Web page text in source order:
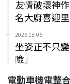
友情破壞神
名大廚喜迎
2026-08-06
坐姿正不只
險」
電動車機電整